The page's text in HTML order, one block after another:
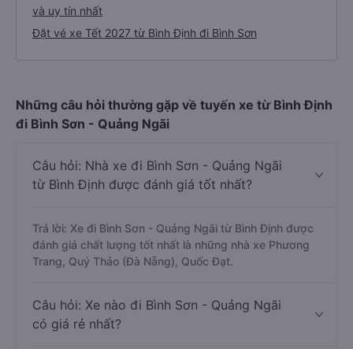
và uy tín nhất
Đặt vé xe Tết 2027 từ Bình Định đi Bình Sơn
Những câu hỏi thường gặp về tuyến xe từ Bình Định
đi Bình Sơn - Quảng Ngãi
Câu hỏi: Nhà xe đi Bình Sơn - Quảng Ngãi
từ Bình Định được đánh giá tốt nhất?
Trả lời: Xe đi Bình Sơn - Quảng Ngãi từ Bình Định được
đánh giá chất lượng tốt nhất là những nhà xe Phương
Trang, Quý Thảo (Đà Nẵng), Quốc Đạt.
Câu hỏi: Xe nào đi Bình Sơn - Quảng Ngãi
có giá rẻ nhất?